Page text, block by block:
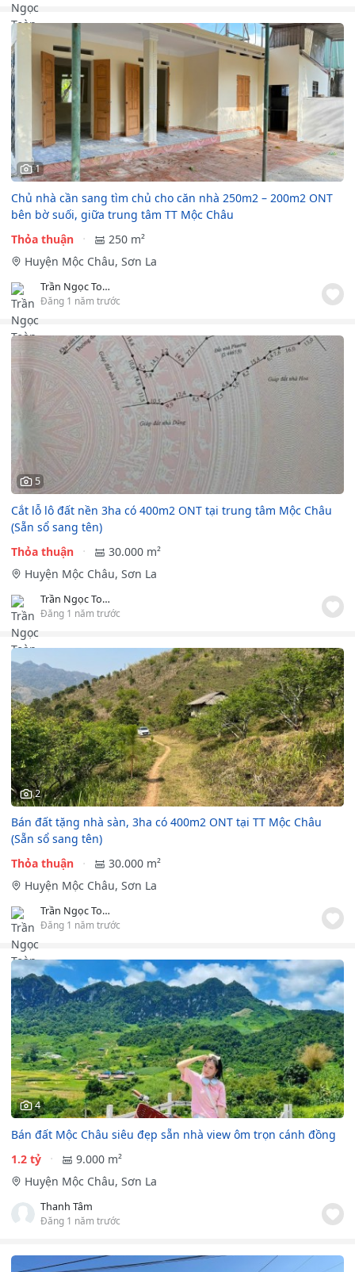
1
Chủ nhà cần sang tìm chủ cho căn nhà 250m2 – 200m2 ONT
bên bờ suối, giữa trung tâm TT Mộc Châu
Thỏa thuận
250 m²
Huyện Mộc Châu, Sơn La
Trần Ngọc Toàn
Đăng 1 năm trước
5
Cắt lỗ lô đất nền 3ha có 400m2 ONT tại trung tâm Mộc Châu
(Sẵn sổ sang tên)
Thỏa thuận
30.000 m²
Huyện Mộc Châu, Sơn La
Trần Ngọc Toàn
Đăng 1 năm trước
2
Bán đất tặng nhà sàn, 3ha có 400m2 ONT tại TT Mộc Châu
(Sẵn sổ sang tên)
Thỏa thuận
30.000 m²
Huyện Mộc Châu, Sơn La
Trần Ngọc Toàn
Đăng 1 năm trước
4
Bán đất Mộc Châu siêu đẹp sẵn nhà view ôm trọn cánh đồng
1.2 tỷ
9.000 m²
Huyện Mộc Châu, Sơn La
Thanh Tâm
Đăng 1 năm trước